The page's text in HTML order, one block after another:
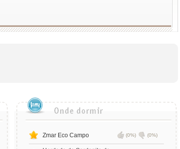
Zmar Eco Campo (0%) (0%)